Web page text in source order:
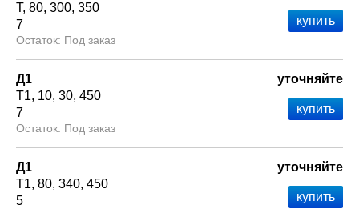
Т 80 300 350
7
Под заказ
Д1
Т1 10 30 450
7
Под заказ
уточняйте
Д1
Т1 80 340 450
5
уточняйте